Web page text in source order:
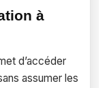
à
d’accéder
assumer les